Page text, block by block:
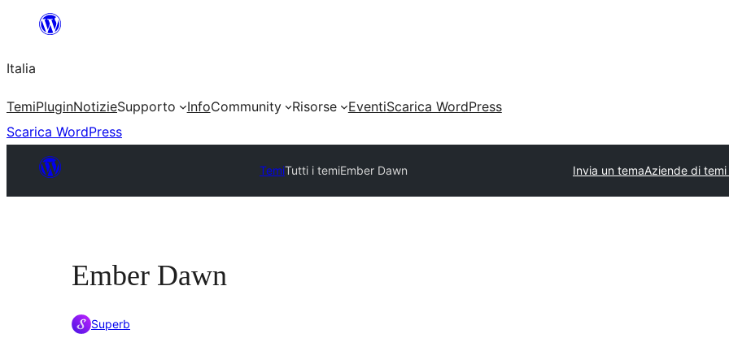
contenuto
Italia
TemiPluginNotizieSupporto InfoCommunity Risorse EventiScarica WordPress
Scarica WordPress
TemiTutti i temiEmber Dawn Invia un temaAziende di
Ember Dawn
Superb